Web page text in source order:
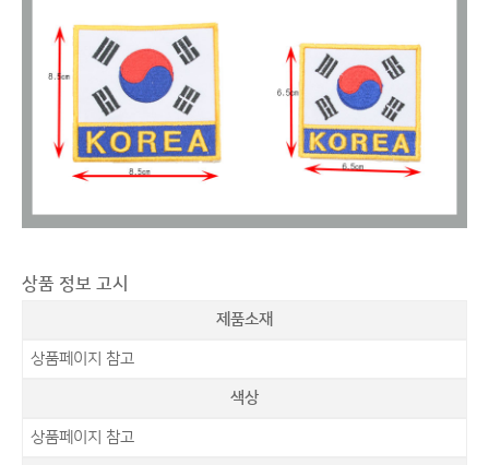
상품 정보 고시
제품소재
상품페이지 참고
색상
상품페이지 참고